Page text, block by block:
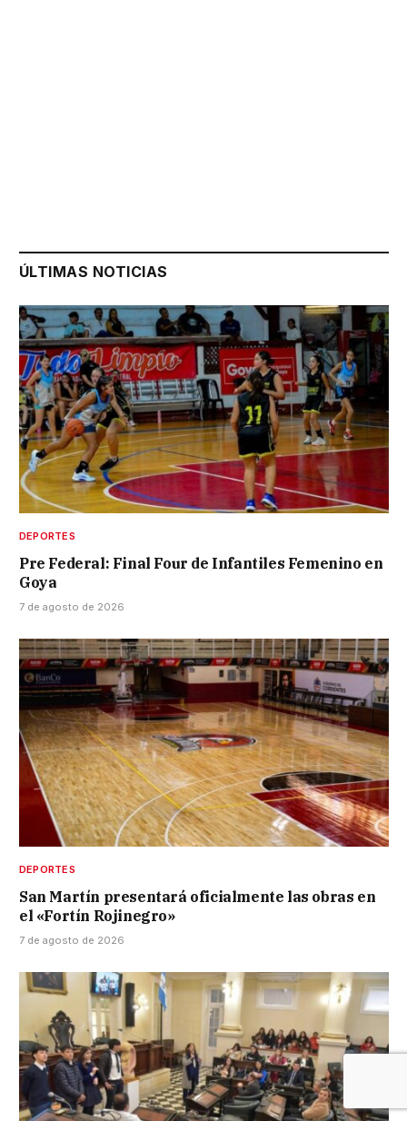
ÚLTIMAS NOTICIAS
DEPORTES
Pre Federal: Final Four de Infantiles Femenino en
Goya
7 de agosto de 2026
DEPORTES
San Martín presentará oficialmente las obras en
el «Fortín Rojinegro»
7 de agosto de 2026